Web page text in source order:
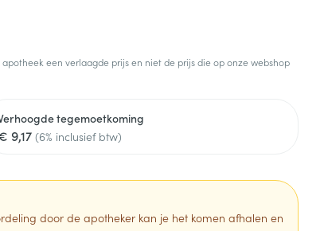
een verlaagde prijs en niet de prijs die op onze webshop
tegemoetkoming
9,17 (6% inclusief btw)
door de apotheker kan je het komen afhalen en